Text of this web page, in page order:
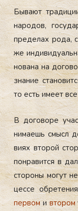
Бы­ва­ют
на­родов,
пре­делах ро­да,
же
но­вана на
зна­ние
то есть име­ет
В до­гово­ре
нима­ешь смысл
ви­ях вто­рой
пон­ра­вит­ся в
сто­роны мо­гут
цес­се
пер­вомивто­ром